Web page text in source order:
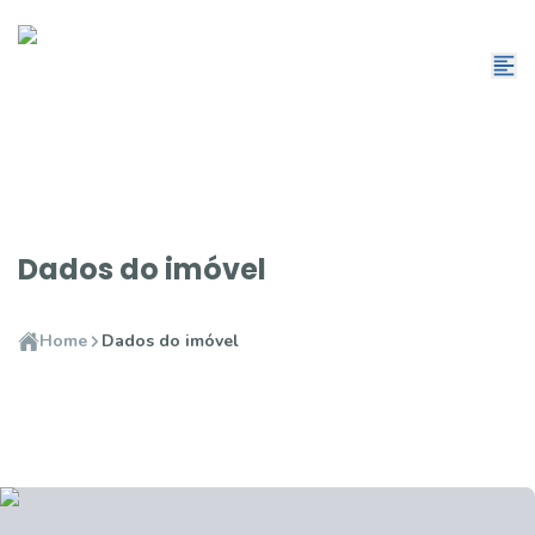
Dados do imóvel
Home Dados do imóvel